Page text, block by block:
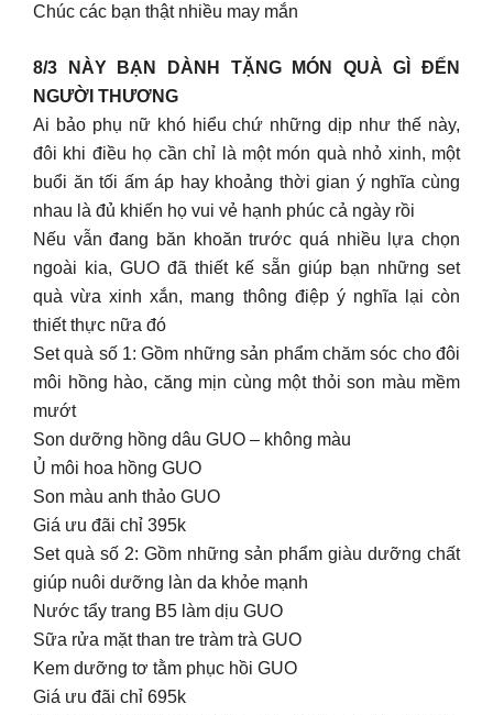
Chúc các bạn thật nhiều may mắn
8/3 NÀY BẠN DÀNH TẶNG MÓN QUÀ GÌ ĐẾN
NGƯỜI THƯƠNG
Ai bảo phụ nữ khó hiểu chứ những dịp như thế này,
đôi khi điều họ cần chỉ là một món quà nhỏ xinh, một
buổi ăn tối ấm áp hay khoảng thời gian ý nghĩa cùng
nhau là đủ khiến họ vui vẻ hạnh phúc cả ngày rồi
Nếu vẫn đang băn khoăn trước quá nhiều lựa chọn
ngoài kia, GUO đã thiết kế sẵn giúp bạn những set
quà vừa xinh xắn, mang thông điệp ý nghĩa lại còn
thiết thực nữa đó
Set quà số 1: Gồm những sản phẩm chăm sóc cho đôi
môi hồng hào, căng mịn cùng một thỏi son màu mềm
mướt
Son dưỡng hồng dâu GUO – không màu
Ủ môi hoa hồng GUO
Son màu anh thảo GUO
Giá ưu đãi chỉ 395k
Set quà số 2: Gồm những sản phẩm giàu dưỡng chất
giúp nuôi dưỡng làn da khỏe mạnh
Nước tẩy trang B5 làm dịu GUO
Sữa rửa mặt than tre tràm trà GUO
Kem dưỡng tơ tằm phục hồi GUO
Giá ưu đãi chỉ 695k